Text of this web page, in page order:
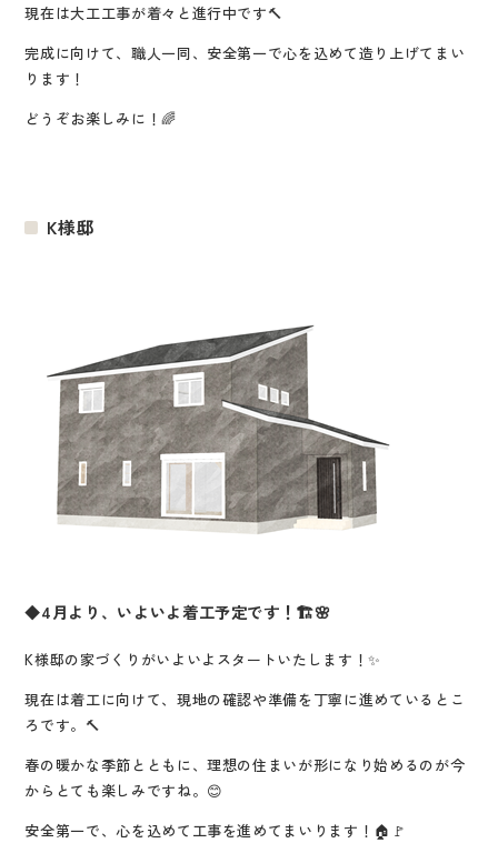
現在は大工工事が着々と進行中です🔨
完成に向けて、職人一同、安全第一で心を込めて造り上げてまい
ります！
どうぞお楽しみに！🌈
K様邸
◆4月より、いよいよ着工予定です！🏗️🌸
K様邸の家づくりがいよいよスタートいたします！✨
現在は着工に向けて、現地の確認や準備を丁寧に進めているとこ
ろです。🔨
春の暖かな季節とともに、理想の住まいが形になり始めるのが今
からとても楽しみですね。😊
安全第一で、心を込めて工事を進めてまいります！🏠🚩